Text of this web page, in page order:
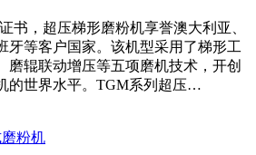
书，超压梯形磨粉机享誉澳大利亚、
牙等客户国家。该机型采用了梯形工
磨辊联动增压等五项磨机技术，开创
的世界水平。TGM系列超压…